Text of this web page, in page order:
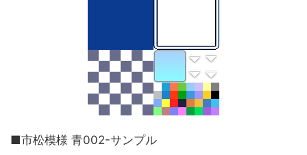
■市松模様 青002-サンプル